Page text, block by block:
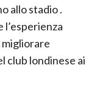
allo stadio .
l’esperienza
club londinese ai